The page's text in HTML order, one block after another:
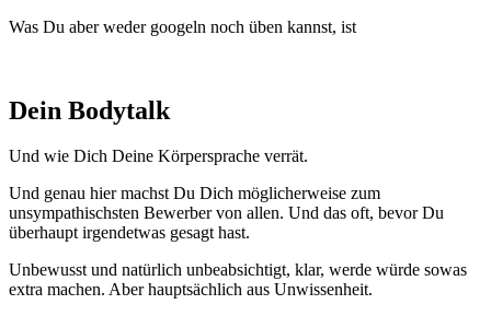
Was Du aber weder googeln noch üben kannst, ist
Dein Bodytalk
Und wie Dich Deine Körpersprache verrät.
Und genau hier machst Du Dich möglicherweise zum
unsympathischsten Bewerber von allen. Und das oft, bevor Du
überhaupt irgendetwas gesagt hast.
Unbewusst und natürlich unbeabsichtigt, klar, werde würde sowas
extra machen. Aber hauptsächlich aus Unwissenheit.